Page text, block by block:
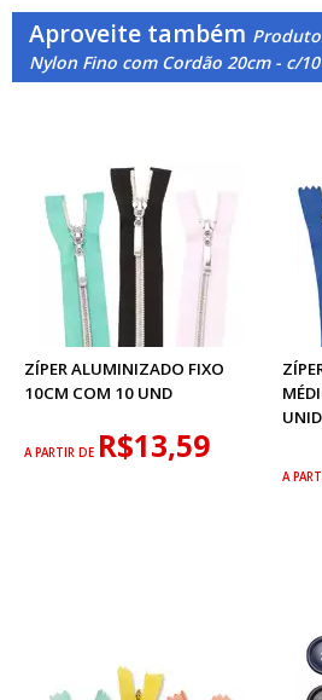
Aproveite também
Nylon Fino com Cordão 20cm - c/
ZÍPER ALUMINIZADO FIXO
10CM COM 10 UND
A PARTIR DE R$13,59
A